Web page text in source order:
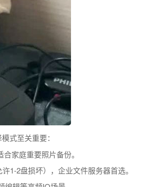
式至关重要：
家庭重要照片备份。
1-2盘损坏），企业文件服务器首选。